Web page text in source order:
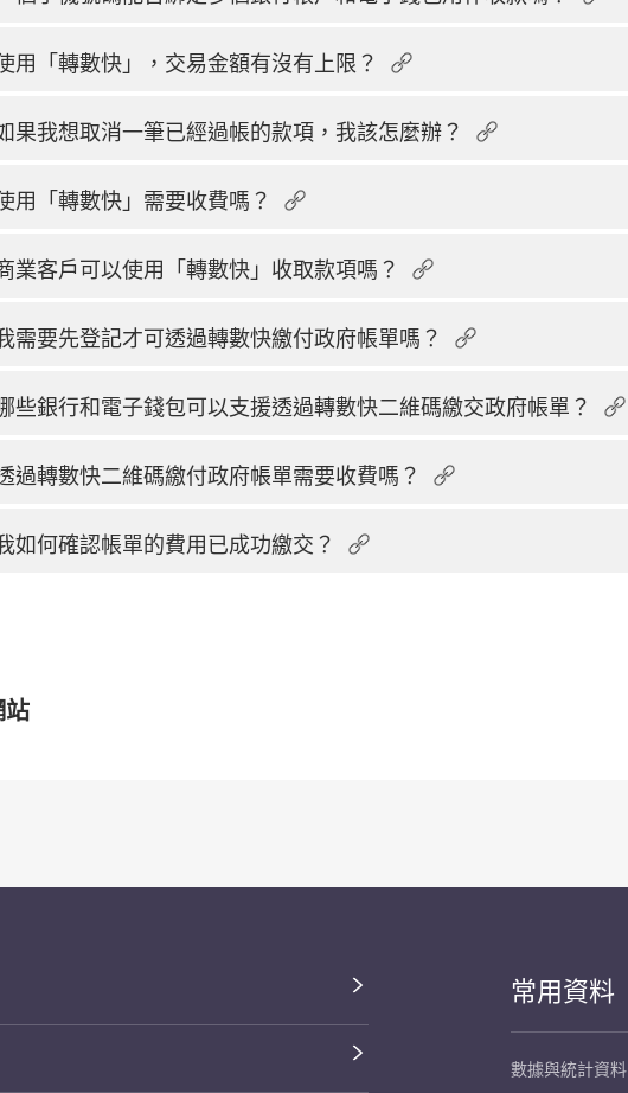
用「轉數快」，交易金額有沒有上限？
果我想取消一筆已經過帳的款項，我該怎麼辦？
用「轉數快」需要收費嗎？
業客戶可以使用「轉數快」收取款項嗎？
需要先登記才可透過轉數快繳付政府帳單嗎？
些銀行和電子錢包可以支援透過轉數快二維碼繳交政府帳單？
過轉數快二維碼繳付政府帳單需要收費嗎？
如何確認帳單的費用已成功繳交？
站
常用資料
數據與統計資料